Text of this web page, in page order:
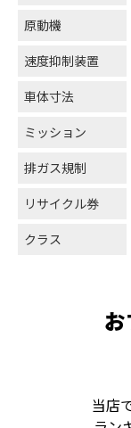
原動機
速度抑制装置
車体寸法
ミッション
排ガス規制
リサイクル券
クラス
当店